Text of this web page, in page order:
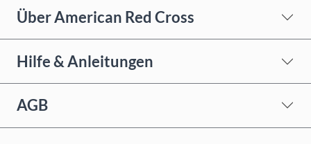
Über American Red Cross
Hilfe & Anleitungen
AGB